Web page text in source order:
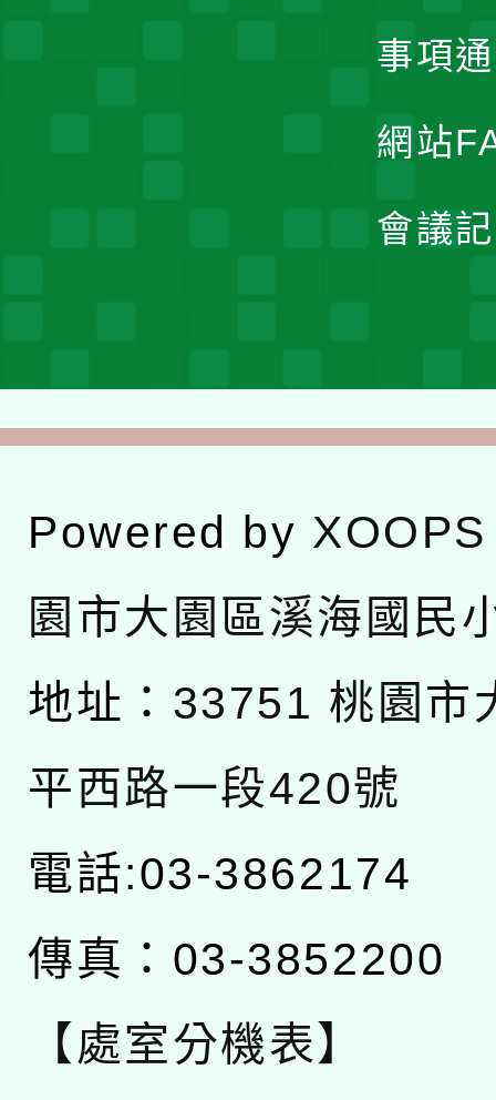
事項
網站
會議
Powered by XOOPS
園市大園區溪海國民
地址： 33751 桃園市
平西路一段420號
電話:03-3862174
傳真：03-3852200
【處室分機表】